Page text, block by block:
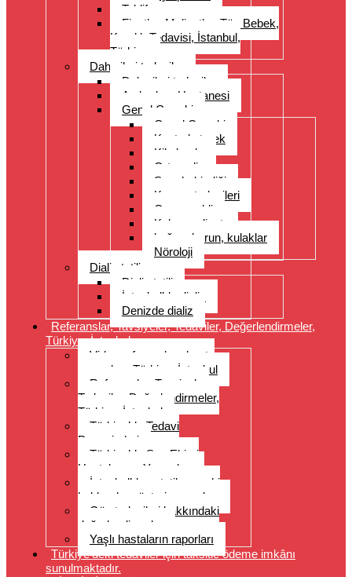
Teklif
Fiyatlar, Maliyetler, Tüp Bebek,
Kısırlık Tedavisi, İstanbul,
Türkiye
Daha ileri tedaviler
Daha ileri tedaviler
Acıbadem Hastanesi
Genel Cerrahi
Genel Cerrahi
Kontrol etmek
Kilo kaybı
Ortopedi
Spor hekimliği
Kanser tedavileri
Organ nakli
Kalp ameliyatı
boğaz, burun, kulaklar
Nöroloji
Dializ tatili
Dializ tatili
İstanbul’da dializ
Denizde dializ
Referanslar, Tavsiyeler, Tedaviler, Değerlendirmeler,
Türkiye, İstanbul
Video referansları, hasta
yorumları, Türkiye, İstanbul
Referanslar, Tavsiyeler,
Tedaviler, Değerlendirmeler,
Türkiye, İstanbul
Türkiye’de Tedavi
Deneyimleri
Türkiye’de Saç Ekimi
Hastalarının Yorumları
İstanbul’da estetik cerrahi
hakkında müşteri yorumları
Göz tedavileri hakkındaki
değerlendirmeler
Yaşlı hastaların raporları
Türkiye’deki tedaviler için taksitle ödeme imkânı
sunulmaktadır.